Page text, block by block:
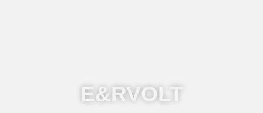
E&RVOLT